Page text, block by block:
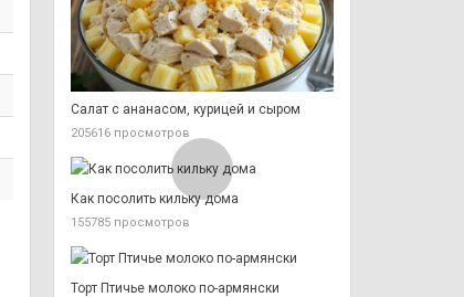
Салат с ананасом, курицей и сыром
205616 просмотров
Как посолить кильку дома
155785 просмотров
Торт Птичье молоко по-армянски